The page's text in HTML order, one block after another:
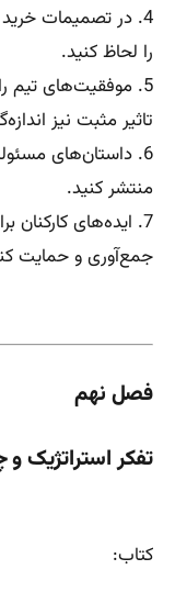
4. در تصمیمات
را لحاظ کنید.
5. موفقیت‌های تیم
تاثیر مثبت نیز
6. داستان‌های
منتشر کنید.
7. ایده‌های کارکنان
جمع‌آوری و حمایت
فصل نهم
تفکر استراتژیک و
کتاب: